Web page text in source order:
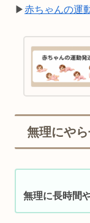
▶︎赤ちゃんの運
無理にや
無理に長時間